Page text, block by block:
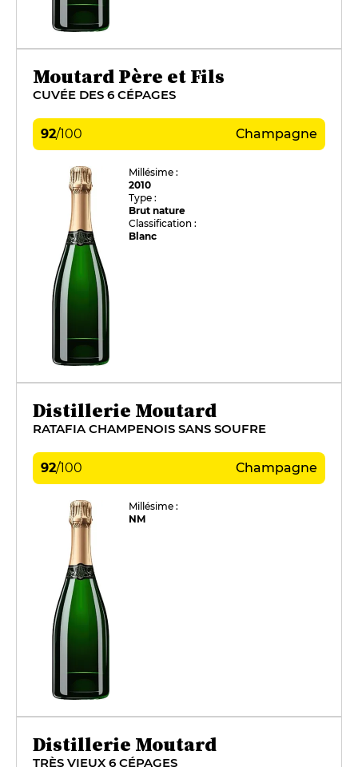
Moutard Père et Fils
CUVÉE DES 6 CÉPAGES
92/100 Champagne
Millésime :
2010
Type :
Brut nature
Classification :
Blanc
Distillerie Moutard
RATAFIA CHAMPENOIS SANS SOUFRE
92/100 Champagne
Millésime :
NM
Distillerie Moutard
TRÈS VIEUX 6 CÉPAGES